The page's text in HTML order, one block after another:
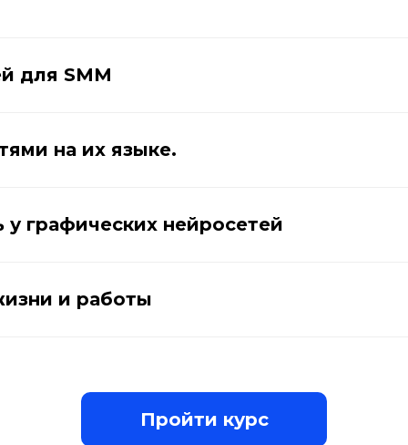
для SMM
на их языке.
графических нейросетей
и работы
Пройти курс